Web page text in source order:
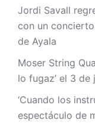
Jordi Savall
con un
de Ayala
Moser String
lo fugaz’ el 3
‘Cuando los
espectáculo de